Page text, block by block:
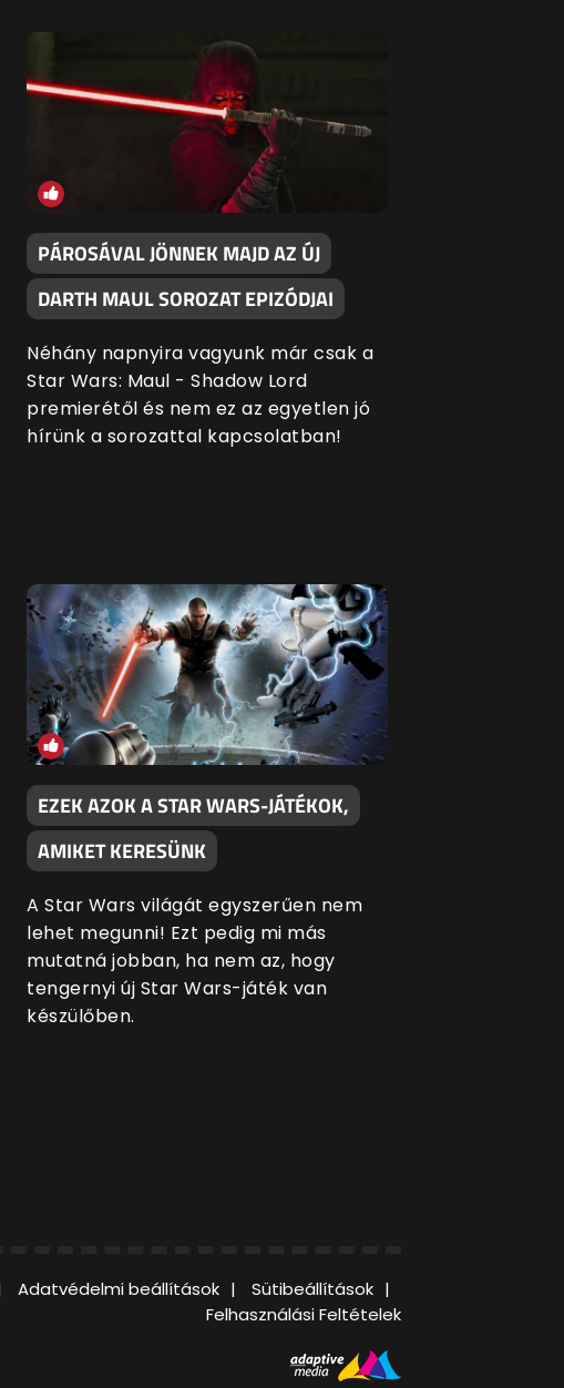
PÁROSÁVAL JÖNNEK MAJD AZ ÚJ
DARTH MAUL SOROZAT EPIZÓDJAI
Néhány napnyira vagyunk már csak a
Star Wars: Maul - Shadow Lord
premierétől és nem ez az egyetlen jó
hírünk a sorozattal kapcsolatban!
EZEK AZOK A STAR WARS-JÁTÉKOK,
AMIKET KERESÜNK
A Star Wars világát egyszerűen nem
lehet megunni! Ezt pedig mi más
mutatná jobban, ha nem az, hogy
tengernyi új Star Wars-játék van
készülőben.
Adatvédelmi beállítások
Sütibeállítások
Felhasználási Feltételek